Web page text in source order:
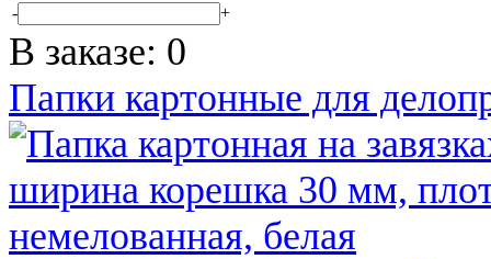
- +
В заказе: 0
Папки картонные для